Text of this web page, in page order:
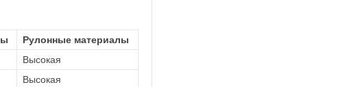
Рулонные материалы
Высокая
Высокая